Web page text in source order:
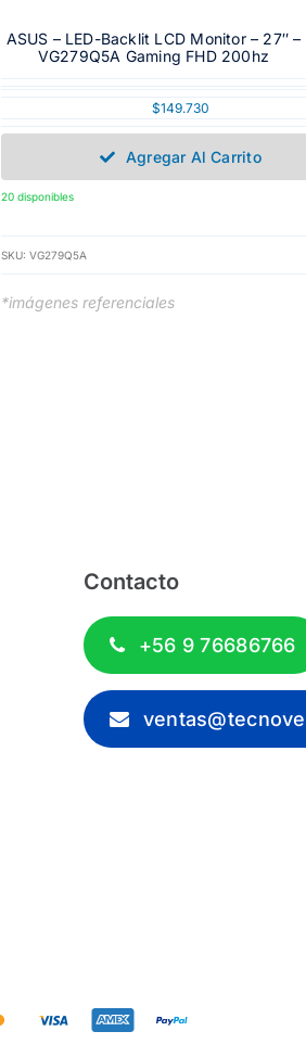
ASUS – LED-Backlit LCD Monitor – 27″ –
VG279Q5A Gaming FHD 200hz
$149.730
Agregar Al Carrito
20 disponibles
SKU: VG279Q5A
*imágenes referenciales
Contacto
+56 9 76686766